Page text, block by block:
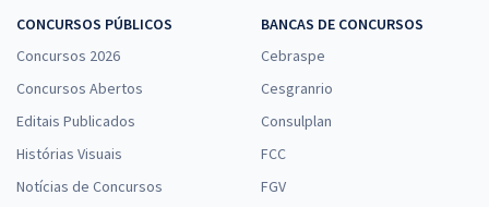
CONCURSOS PÚBLICOS
Concursos 2026
Concursos Abertos
Editais Publicados
Histórias Visuais
Notícias de Concursos
BANCAS DE CONCURSOS
Cebraspe
Cesgranrio
Consulplan
FCC
FGV